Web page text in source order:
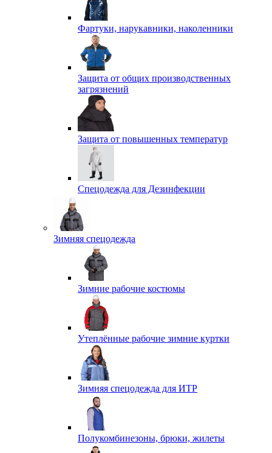
Фартуки, нарукавники, наколенники
Защита от общих производственных
загрязнений
Защита от повышенных температур
Спецодежда для Дезинфекции
Зимняя спецодежда
Зимние рабочие костюмы
Утеплённые рабочие зимние куртки
Зимняя спецодежда для ИТР
Полукомбинезоны, брюки, жилеты